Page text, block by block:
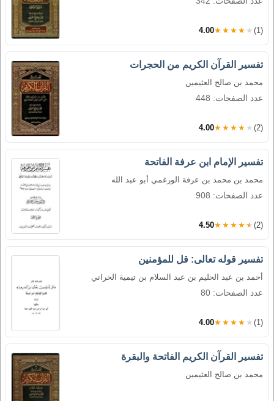
4.00★★★★★ (1)
تفسير القرآن الكريم من الحجرات
محمد بن صالح العثيمين
عدد الصفحات: 448
4.00★★★★★ (2)
تفسير الإمام ابن عرفة الفاتحة
محمد بن محمد بن عرفة الورغمي أبو عبد الله
عدد الصفحات: 908
4.50★★★★★ (2)
تفسير قوله تعالى: قل للمؤمنين
أحمد بن عبد الحليم بن عبد السلام بن تيمية الحراني
عدد الصفحات: 80
4.00★★★★★ (1)
تفسير القرآن الكريم الفاتحة والبقرة
محمد بن صالح العثيمين